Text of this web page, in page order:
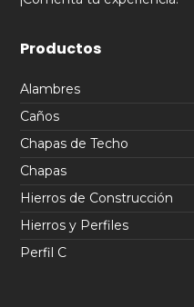
Productos
Alambres
Caños
Chapas de Techo
Chapas
Hierros de Construcción
Hierros y Perfiles
Perfil C